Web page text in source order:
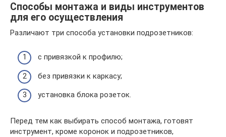
Способы монтажа и виды инструментов
для его осуществления
Различают три способа установки подрозетников:
с привязкой к профилю;
без привязки к каркасу;
установка блока розеток.
Перед тем как выбирать способ монтажа, готовят
инструмент, кроме коронок и подрозетников,